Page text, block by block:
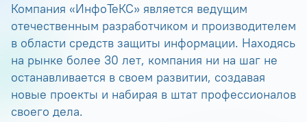
Компания «ИнфоТеКС» является ведущим
отечественным разработчиком и производителем
в области средств защиты информации. Находясь
на рынке более 30 лет, компания ни на шаг не
останавливается в своем развитии, создавая
новые проекты и набирая в штат профессионалов
своего дела.